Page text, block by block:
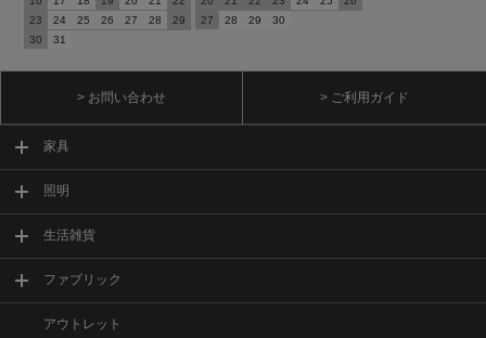
23
24 25 26 27 28
29
30
31
27
28 29 30
> お問い合わせ > ご利用ガイド
家具
照明
生活雑貨
ファブリック
アウトレット